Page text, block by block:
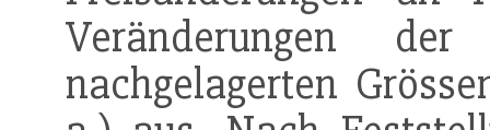
Veränderungen der
nachgelagerten